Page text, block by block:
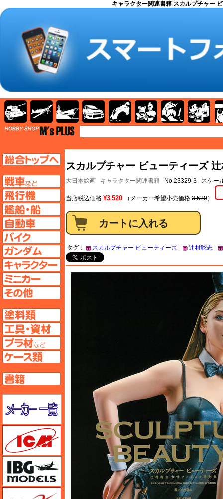
キャラクター関連書籍 スカルプチャー
スカルプチャー ビューティーズ
大日本絵画 キャラクター関連書籍 No.23329-3 スケー
当店税込価格 ¥3,520 （メーカー希望小売価格 3,520）
タグ： スカルプチャー ビューティーズ 辻村聡志
AFV
自動車ページへ
バイクページへ
ガンダムページへ
キャラクターページへ
メーカー一覧のページはこちら
Avioni-X（アヴィオニクス）
AFV 飛行機 艦船 自動車 バイク キャラクターガンダム 塗料